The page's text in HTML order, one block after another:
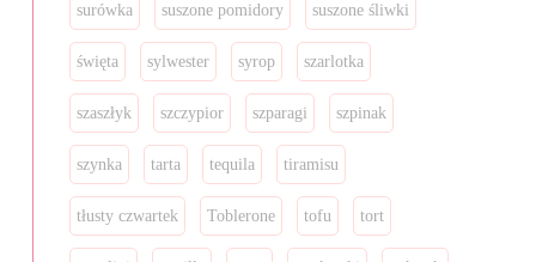
surówka suszone pomidory suszone śliwki
święta sylwester syrop szarlotka
szaszłyk szczypior szparagi szpinak
szynka tarta tequila tiramisu
tłusty czwartek Toblerone tofu tort